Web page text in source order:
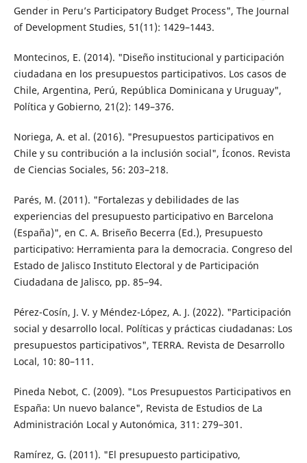
Gender in Peru’s Participatory Budget Process", The Journal
of Development Studies, 51(11): 1429–1443.
Montecinos, E. (2014). "Diseño institucional y participación
ciudadana en los presupuestos participativos. Los casos de
Chile, Argentina, Perú, República Dominicana y Uruguay",
Política y Gobierno, 21(2): 149–376.
Noriega, A. et al. (2016). "Presupuestos participativos en
Chile y su contribución a la inclusión social", Íconos. Revista
de Ciencias Sociales, 56: 203–218.
Parés, M. (2011). "Fortalezas y debilidades de las
experiencias del presupuesto participativo en Barcelona
(España)", en C. A. Briseño Becerra (Ed.), Presupuesto
participativo: Herramienta para la democracia. Congreso del
Estado de Jalisco Instituto Electoral y de Participación
Ciudadana de Jalisco, pp. 85–94.
Pérez-Cosín, J. V. y Méndez-López, A. J. (2022). "Participación
social y desarrollo local. Políticas y prácticas ciudadanas: Los
presupuestos participativos", TERRA. Revista de Desarrollo
Local, 10: 80–111.
Pineda Nebot, C. (2009). "Los Presupuestos Participativos en
España: Un nuevo balance", Revista de Estudios de La
Administración Local y Autonómica, 311: 279–301.
Ramírez, G. (2011). "El presupuesto participativo,